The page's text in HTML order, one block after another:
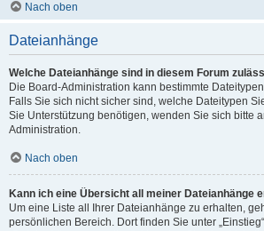
Nach oben
Dateianhänge
Welche Dateianhänge sind in diesem Forum
Die Board-Administration kann bestimmte
Falls Sie sich nicht sicher sind, welche Dateitypen
Sie Unterstützung benötigen, wenden Sie sich bitte
Administration.
Nach oben
Kann ich eine Übersicht all meiner Dateianhänge
Um eine Liste all Ihrer Dateianhänge zu erhalten,
persönlichen Bereich. Dort finden Sie unter